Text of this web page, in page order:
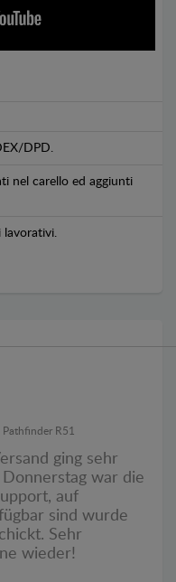
DPD.
nel carello ed aggiunti
lavorativi.
R51
ging sehr
war die
auf
sind wurde
Sehr
wieder!